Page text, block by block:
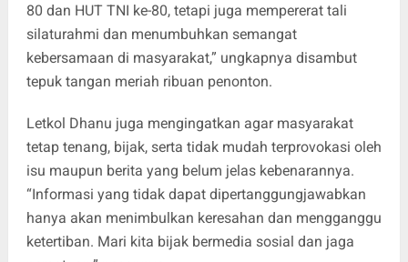
80 dan HUT TNI ke-80, tetapi juga mempererat tali
silaturahmi dan menumbuhkan semangat
kebersamaan di masyarakat,” ungkapnya disambut
tepuk tangan meriah ribuan penonton.
Letkol Dhanu juga mengingatkan agar masyarakat
tetap tenang, bijak, serta tidak mudah terprovokasi oleh
isu maupun berita yang belum jelas kebenarannya.
“Informasi yang tidak dapat dipertanggungjawabkan
hanya akan menimbulkan keresahan dan mengganggu
ketertiban. Mari kita bijak bermedia sosial dan jaga